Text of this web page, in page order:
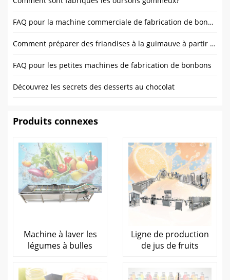
FAQ pour la machine commerciale de fabrication de bonbons gommeux
Comment préparer des friandises à la guimauve à partir de zéro en usine?
FAQ pour les petites machines de fabrication de bonbons
Découvrez les secrets des desserts au chocolat
Produits connexes
Machine à laver les
légumes à bulles
Ligne de production
de jus de fruits